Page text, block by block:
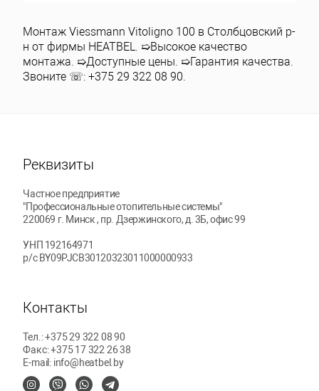
Монтаж Viessmann Vitoligno 100 в Столбцовский р-
н от фирмы HEATBEL. ➯Высокое качество
монтажа. ➯Доступные цены. ➯Гарантия качества.
Звоните ☏: +375 29 322 08 90.
Реквизиты
Частное предприятие
"Профессиональные отопительные системы"
220069 г. Минск , пр. Дзержинского, д. 3Б, офис 99
УНП 192164971
р/с BY09PJCB30120323011000000933
Контакты
Тел.:+375 29 322 08 90
Факс:+375 17 322 26 38
E-mail: info@heatbel.by